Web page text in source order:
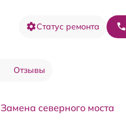
Статус ремонта
Отзывы
Замена северного моста